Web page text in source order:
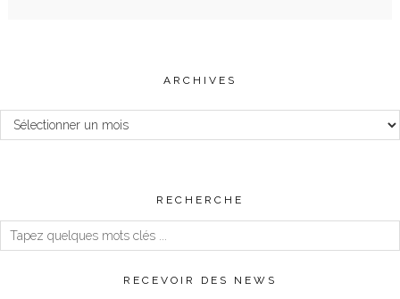
ARCHIVES
Archives
RECHERCHE
RECEVOIR DES NEWS